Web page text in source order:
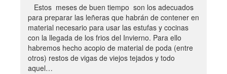
Estos meses de buen tiempo son los adecuados
para preparar las leñeras que habrán de contener en
material necesario para usar las estufas y cocinas
con la llegada de los frios del Invierno. Para ello
habremos hecho acopio de material de poda (entre
otros) restos de vigas de viejos tejados y todo
aquel…